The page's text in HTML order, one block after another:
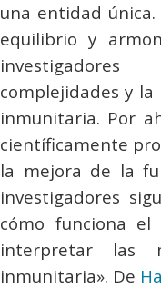
una entidad
equilibrio y
complejidades y
inmunitaria. Por
científicamente
la mejora de la
investigadores
cómo funciona
interpretar las
inmunitaria». De